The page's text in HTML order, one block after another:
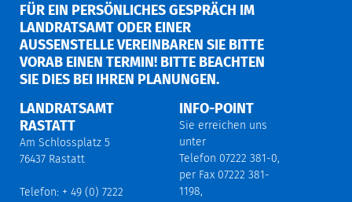
FÜR EIN PERSÖNLICHES GESPRÄCH IM
LANDRATSAMT ODER EINER
AUSSENSTELLE VEREINBAREN SIE BITTE V
ORAB EINEN TERMIN! BITTE BEACHTEN S
IE DIES BEI IHREN PLANUNGEN.
LANDRATSAMT
RASTATT
Am Schlossplatz 5
76437 Rastatt
Telefon: + 49 (0) 7222
INFO-POINT
Sie erreichen uns
unter
Telefon 07222 381-0,
per Fax 07222 381-
1198,